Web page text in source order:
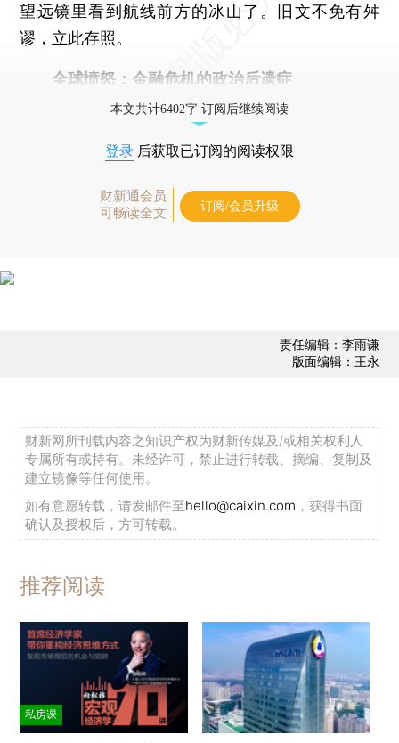
望远镜里看到航线前方的冰山了。旧文不免有舛
谬，立此存照。
全球愤怒：金融危机的政治后遗症
本文共计6402字 订阅后继续阅读
登录 后获取已订阅的阅读权限
财新通会员
可畅读全文
订阅/会员升级
责任编辑：李雨谦
版面编辑：王永
财新网所刊载内容之知识产权为财新传媒及/或相关权利人
专属所有或持有。未经许可，禁止进行转载、摘编、复制及
建立镜像等任何使用。
如有意愿转载，请发邮件至hello@caixin.com ，获得书面
确认及授权后，方可转载。
推荐阅读
私房课